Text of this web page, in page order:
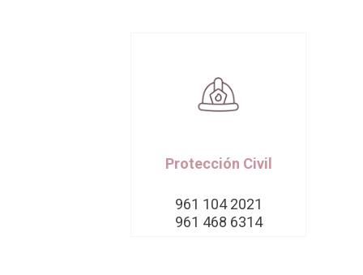
Protección Civil
961 104 2021
961 468 6314